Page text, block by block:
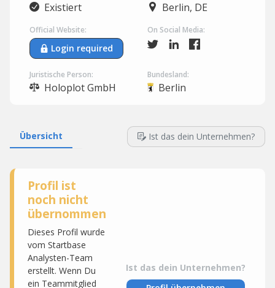
Existiert Berlin, DE
Official Website:
Login required
On Social Media:
Juristische Person:
Holoplot GmbH
Bundesland:
Berlin
Übersicht Ist das dein Unternehmen?
Profil ist
noch nicht
übernommen
Dieses Profil wurde
vom Startbase
Analysten-Team
erstellt. Wenn Du
ein Teammitglied
Ist das dein Unternehmen?